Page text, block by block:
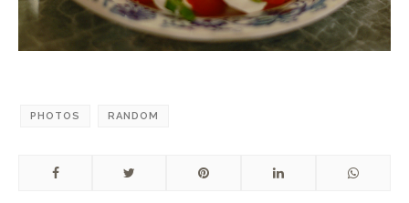
PHOTOS RANDOM